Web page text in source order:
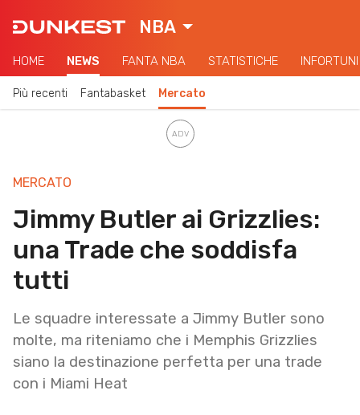
NBA
HOME NEWS FANTA NBA STATISTICHE INFORTUNI
Più recenti Fantabasket Mercato
MERCATO
Jimmy Butler ai Grizzlies:
una Trade che soddisfa
tutti
Le squadre interessate a Jimmy Butler sono
molte, ma riteniamo che i Memphis Grizzlies
siano la destinazione perfetta per una trade
con i Miami Heat